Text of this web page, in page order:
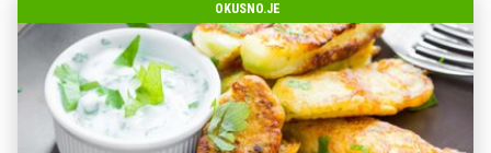
OKUSNO.JE